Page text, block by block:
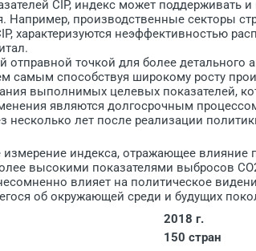
CIP, индекс может поддерживать и
Например, производственные секторы
характеризуются неэффективностью
отправной точкой для более детального
самым способствуя широкому росту
выполнимых целевых показателей,
являются долгосрочным
несколько лет после реализации
измерение индекса, отражающее
высокими показателями выбросов
влияет на политическое
об окружающей среди и будущих
2018 г.
150 стран